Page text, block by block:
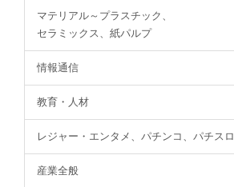
マテリアル～プラスチック、
セラミックス、紙パルプ
情報通信
教育・人材
レジャー・エンタメ、パチンコ、パチスロ
産業全般